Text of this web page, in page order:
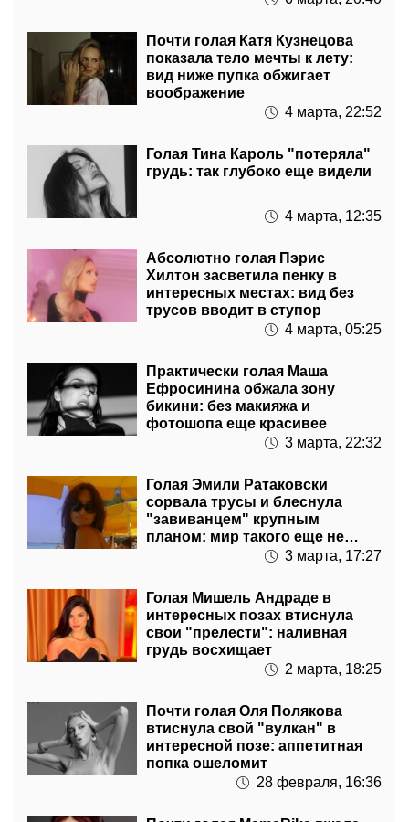
Почти голая Катя Кузнецова
вид ниже пупка обжигает
воображение
4 марта, 22:52
Голая Тина Кароль "потеряла"
4 марта, 12:35
Абсолютно голая Пэрис
интересных местах: вид без
трусов вводит в ступор
4 марта, 05:25
Практически голая Маша
бикини: без макияжа и
фотошопа еще красивее
3 марта, 22:32
Голая Эмили Ратаковски
"завиванцем" крупным
планом: мир такого еще не
видел
3 марта, 17:27
Голая Мишель Андраде в
свои "прелести": наливная
грудь восхищает
2 марта, 18:25
Почти голая Оля Полякова
интересной позе: аппетитная
попка ошеломит
28 февраля, 16:36
Почти голая MamaRika вжала